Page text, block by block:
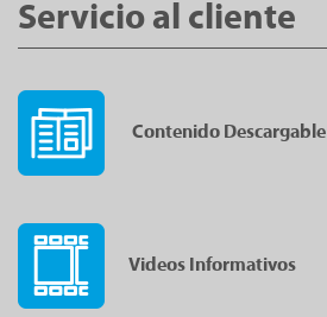
Servicio al cliente
Contenido Descargable
Videos Informativos